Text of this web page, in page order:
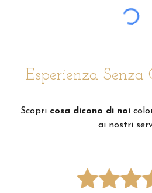
Esperienza Senza
Scopri cosa dicono di noi
ai nostri